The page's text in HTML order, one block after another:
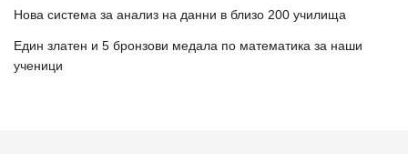
Нова система за анализ на данни в близо 200 училища
Един златен и 5 бронзови медала по математика за наши
ученици